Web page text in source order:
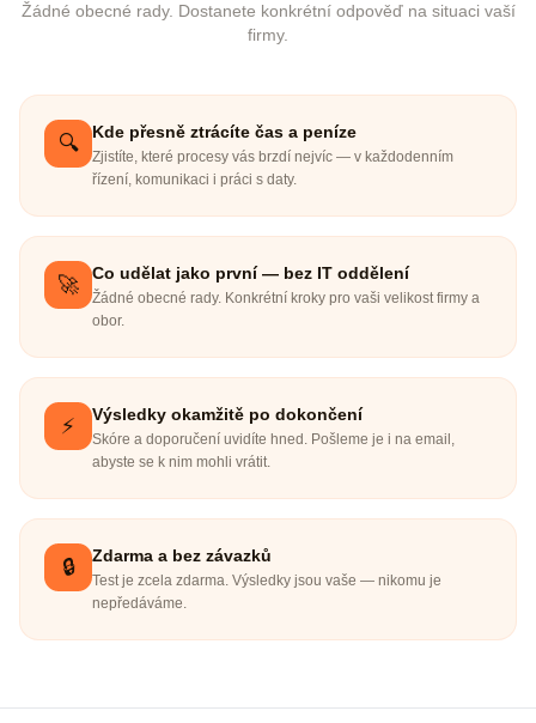
Žádné obecné rady. Dostanete konkrétní odpověď na situaci vaší
firmy.
🔍 Kde přesně ztrácíte čas a peníze
Zjistíte, které procesy vás brzdí nejvíc — v každodenním
řízení, komunikaci i práci s daty.
🚀 Co udělat jako první — bez IT oddělení
Žádné obecné rady. Konkrétní kroky pro vaši velikost firmy a
obor.
⚡ Výsledky okamžitě po dokončení
Skóre a doporučení uvidíte hned. Pošleme je i na email,
abyste se k nim mohli vrátit.
🔒 Zdarma a bez závazků
Test je zcela zdarma. Výsledky jsou vaše — nikomu je
nepředáváme.